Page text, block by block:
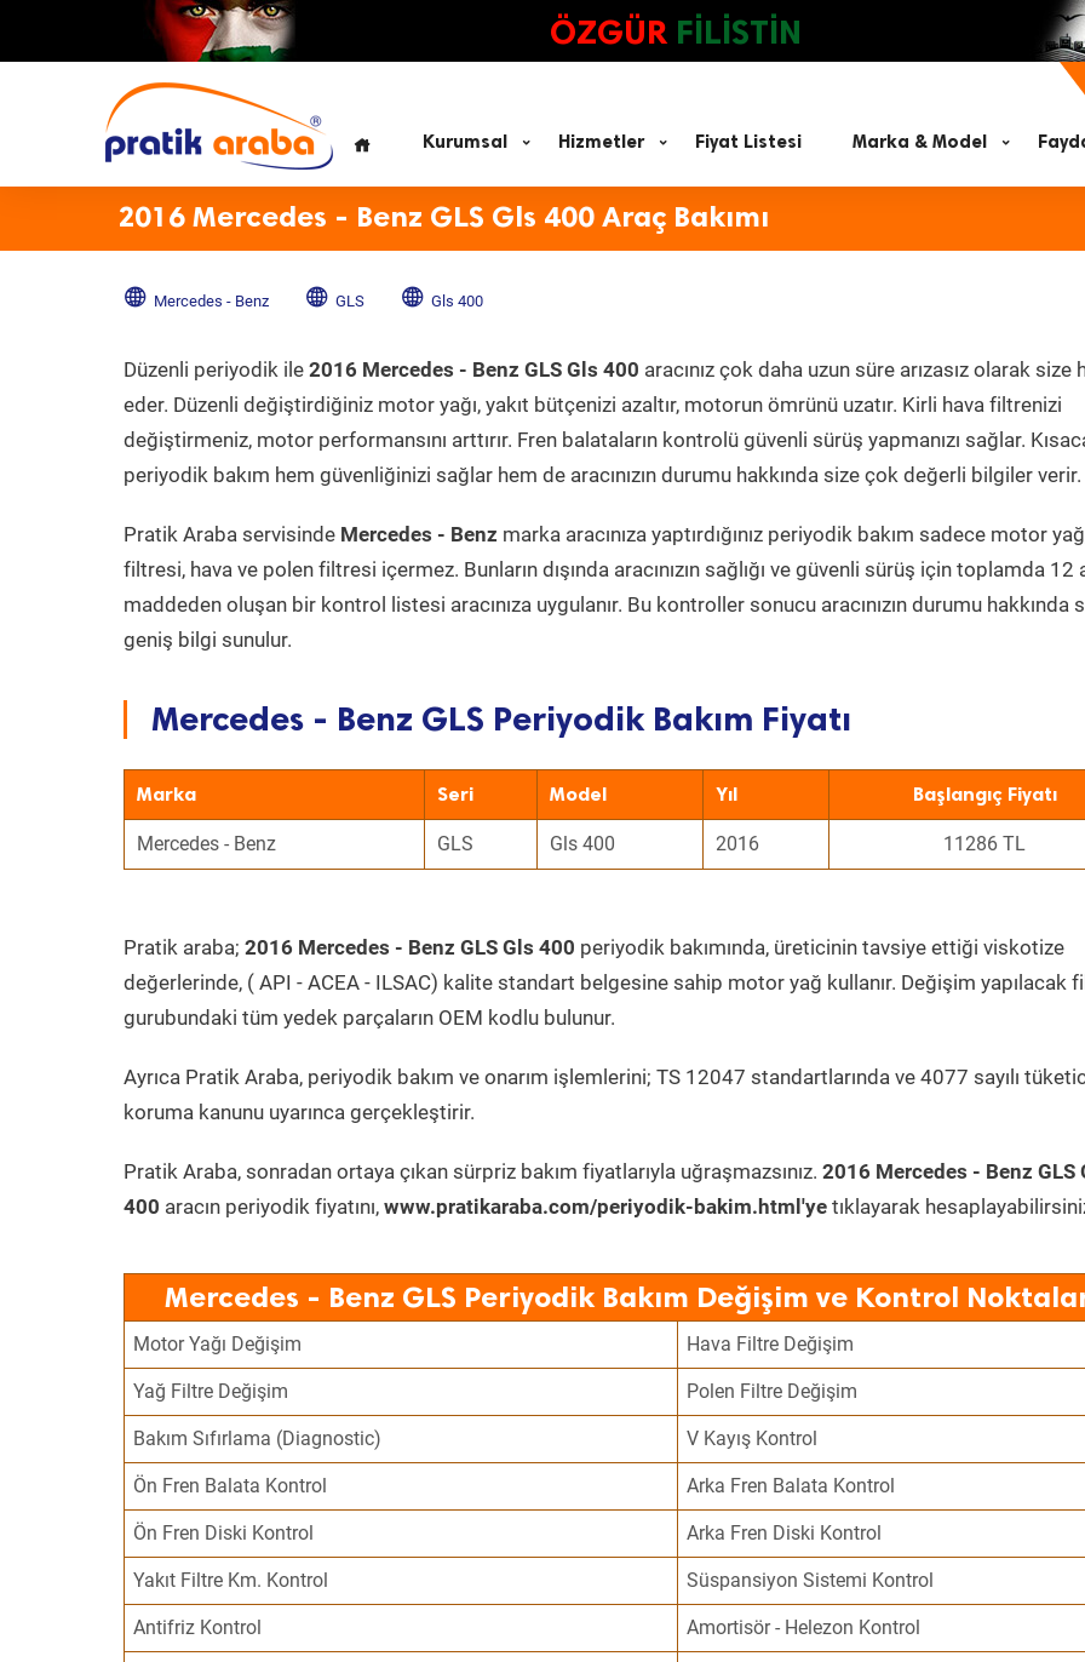
ÖZGÜR FİLİSTİN
Kurumsal Hizmetler Fiyat Listesi Marka & Model
2016 Mercedes - Benz GLS Gls 400 Araç Bakımı
Mercedes - Benz GLS Gls 400
Düzenli periyodik ile 2016 Mercedes - Benz GLS Gls 400 aracınız çok daha uzun süre arızasız olarak size
eder. Düzenli değiştirdiğiniz motor yağı, yakıt bütçenizi azaltır, motorun ömrünü uzatır. Kirli hava filtrenizi
değiştirmeniz, motor performansını arttırır. Fren balataların kontrolü güvenli sürüş yapmanızı sağlar.
periyodik bakım hem güvenliğinizi sağlar hem de aracınızın durumu hakkında size çok değerli bilgiler verir.
Pratik Araba servisinde Mercedes - Benz marka aracınıza yaptırdığınız periyodik bakım sadece motor
filtresi, hava ve polen filtresi içermez. Bunların dışında aracınızın sağlığı ve güvenli sürüş için toplamda 12
maddeden oluşan bir kontrol listesi aracınıza uygulanır. Bu kontroller sonucu aracınızın durumu hakkında
geniş bilgi sunulur.
Mercedes - Benz GLS Periyodik Bakım Fiyatı
Marka Seri Model Yıl Başlangıç Fiyatı
Mercedes - Benz GLS Gls 400 2016 11286 TL
Pratik araba; 2016 Mercedes - Benz GLS Gls 400 periyodik bakımında, üreticinin tavsiye ettiği viskotize
değerlerinde, ( API - ACEA - ILSAC) kalite standart belgesine sahip motor yağ kullanır. Değişim yapılacak
gurubundaki tüm yedek parçaların OEM kodlu bulunur.
Ayrıca Pratik Araba, periyodik bakım ve onarım işlemlerini; TS 12047 standartlarında ve 4077 sayılı
koruma kanunu uyarınca gerçekleştirir.
Pratik Araba, sonradan ortaya çıkan sürpriz bakım fiyatlarıyla uğraşmazsınız. 2016 Mercedes - Benz GLS
400 aracın periyodik fiyatını, www.pratikaraba.com/periyodik-bakim.html'ye tıklayarak
Mercedes - Benz GLS Periyodik Bakım Değişim ve Kontrol
Motor Yağı Değişim Hava Filtre Değişim
Yağ Filtre Değişim Polen Filtre Değişim
Bakım Sıfırlama (Diagnostic) V Kayış Kontrol
Ön Fren Balata Kontrol Arka Fren Balata Kontrol
Ön Fren Diski Kontrol Arka Fren Diski Kontrol
Yakıt Filtre Km. Kontrol Süspansiyon Sistemi Kontrol
Antifriz Kontrol Amortisör - Helezon Kontrol